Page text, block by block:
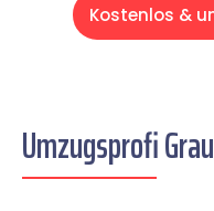
Kostenlos &
Umzugsprofi